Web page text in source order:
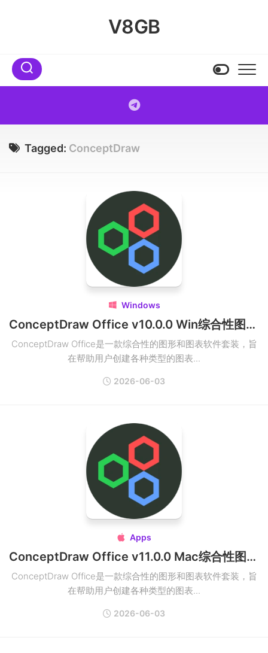
V8GB
Tagged: ConceptDraw
 Windows
ConceptDraw Office v10.0.0 Win综合性图形和图表软件套装
ConceptDraw Office是一款综合性的图形和图表软件套装，旨
在帮助用户创建各种类型的图表...
2026-06-03
 Apps
ConceptDraw Office v11.0.0 Mac综合性图形和图表软件套装
ConceptDraw Office是一款综合性的图形和图表软件套装，旨
在帮助用户创建各种类型的图表...
2026-06-03